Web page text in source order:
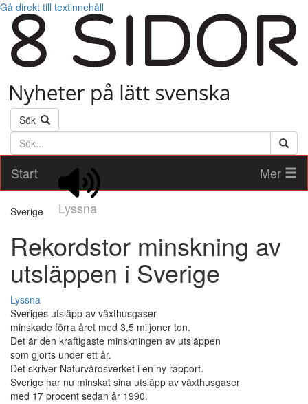
Gå direkt till textinnehåll
Sök
Söktext
Start
Lyssna
Mer
Sverige
Rekordstor minskning av
utsläppen i Sverige
Lyssna
Sveriges utsläpp av växthusgaser
minskade förra året med 3,5 miljoner ton.
Det är den kraftigaste minskningen av utsläppen
som gjorts under ett år.
Det skriver Naturvårdsverket i en ny rapport.
Sverige har nu minskat sina utsläpp av växthusgaser
med 17 procent sedan år 1990.